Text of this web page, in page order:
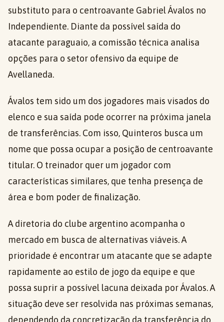
substituto para o centroavante Gabriel Ávalos no
Independiente. Diante da possível saída do
atacante paraguaio, a comissão técnica analisa
opções para o setor ofensivo da equipe de
Avellaneda.
Ávalos tem sido um dos jogadores mais visados do
elenco e sua saída pode ocorrer na próxima janela
de transferências. Com isso, Quinteros busca um
nome que possa ocupar a posição de centroavante
titular. O treinador quer um jogador com
características similares, que tenha presença de
área e bom poder de finalização.
A diretoria do clube argentino acompanha o
mercado em busca de alternativas viáveis. A
prioridade é encontrar um atacante que se adapte
rapidamente ao estilo de jogo da equipe e que
possa suprir a possível lacuna deixada por Ávalos. A
situação deve ser resolvida nas próximas semanas,
dependendo da concretização da transferência do